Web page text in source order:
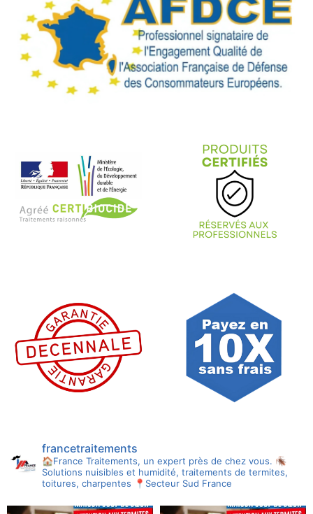
francetraitements
🏠France Traitements, un expert près de chez vous. 🪳
Solutions nuisibles et humidité, traitements de termites,
toitures, charpentes 📍Secteur Sud France